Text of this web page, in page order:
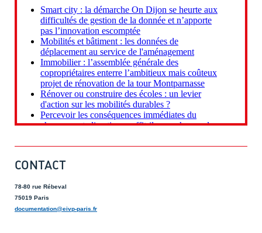
CONTACT
78-80 rue Rébeval
75019 Paris
documentation@eivp-paris.fr